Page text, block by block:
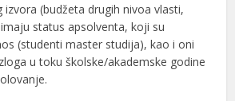
izvora (budžeta drugih nivoa vlasti,
status apsolventa, koji su
(studenti master studija), kao i oni
u toku školske/akademske godine